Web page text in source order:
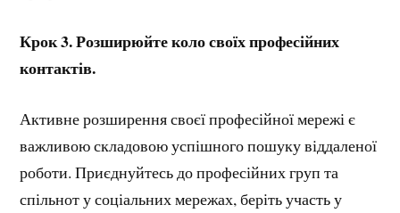
Крок 3. Розширюйте коло своїх професійних
контактів.
Активне розширення своєї професійної мережі є
важливою складовою успішного пошуку віддаленої
роботи. Приєднуйтесь до професійних груп та
спільнот у соціальних мережах, беріть участь у